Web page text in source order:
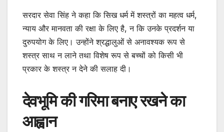
सरदार सेवा सिंह ने कहा कि सिख धर्म में शस्त्रों का महत्व धर्म,
न्याय और मानवता की रक्षा के लिए है, न कि उनके प्रदर्शन या
दुरुपयोग के लिए। उन्होंने श्रद्धालुओं से अनावश्यक रूप से
शस्त्र साथ न लाने तथा विशेष रूप से बच्चों को किसी भी
प्रकार के शस्त्र न देने की सलाह दी।
देवभूमि की गरिमा बनाए रखने का
आह्वान